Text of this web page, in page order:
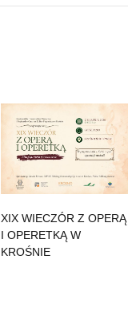
XIX WIECZÓR Z OPERĄ
I OPERETKĄ W
KROŚNIE